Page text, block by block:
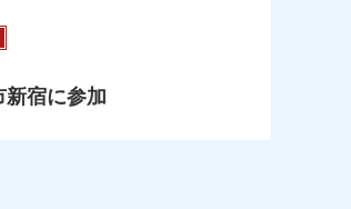
新宿に参加